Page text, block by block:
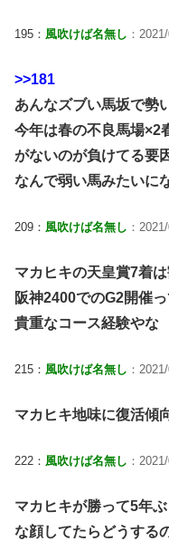
195： 風吹けば名無し ：
>>181
あんなズブい馬坂で勢
今年は春の不良馬場×2
がないのが負けてる要
なんで弱い馬みたいに
209： 風吹けば名無し ：
マカヒキの天皇賞7着
阪神2400でのG2開催
貴重なコース経験やな
215： 風吹けば名無し ：
マカヒキ地味に復活傾
222： 風吹けば名無し ：
マカヒキが勝って5年
な顔してたらどうする